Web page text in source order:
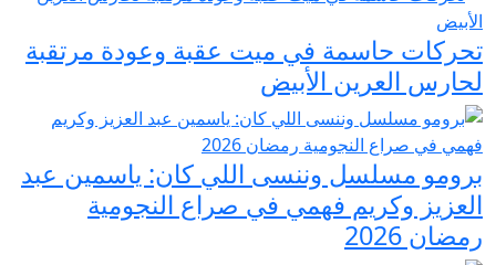
تحركات حاسمة في ميت عقبة وعودة مرتقبة
لحارس العرين الأبيض
برومو مسلسل وننسى اللي كان: ياسمين عبد
العزيز وكريم فهمي في صراع النجومية
رمضان 2026